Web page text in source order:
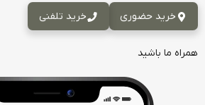
خرید حضوری خرید تلفنی
همراه ما باشید